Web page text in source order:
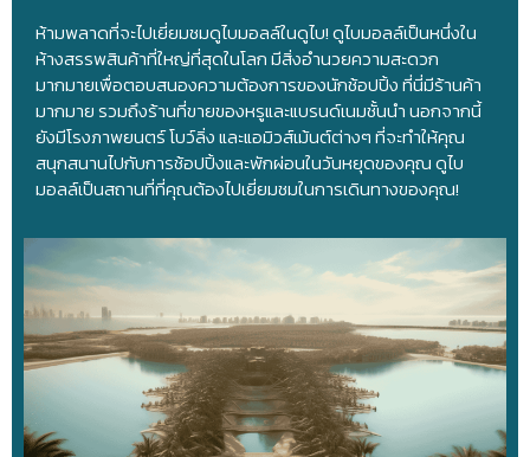
ห้ามพลาดที่จะไปเยี่ยมชมดูไบมอลล์ในดูไบ! ดูไบมอลล์เป็นหนึ่งใน
ห้างสรรพสินค้าที่ใหญ่ที่สุดในโลก มีสิ่งอำนวยความสะดวก
มากมายเพื่อตอบสนองความต้องการของนักช้อปปิ้ง ที่นี่มีร้านค้า
มากมาย รวมถึงร้านที่ขายของหรูและแบรนด์เนมชั้นนำ นอกจากนี้
ยังมีโรงภาพยนตร์ โบว์ลิ่ง และแอมิวส์เม้นต์ต่างๆ ที่จะทำให้คุณ
สนุกสนานไปกับการช้อปปิ้งและพักผ่อนในวันหยุดของคุณ ดูไบ
มอลล์เป็นสถานที่ที่คุณต้องไปเยี่ยมชมในการเดินทางของคุณ!